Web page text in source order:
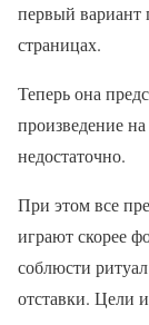
первый
страницах.
Теперь она
произведение
недостаточно.
При этом все
играют скорее
соблюсти
отставки. Цели